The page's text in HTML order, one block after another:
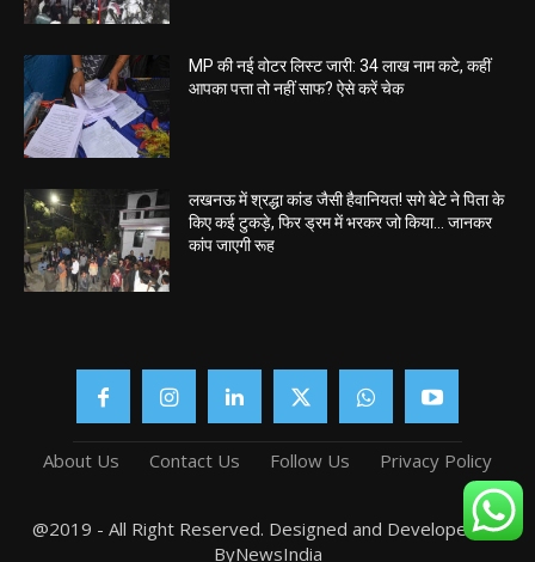
MP की नई वोटर लिस्ट जारी: 34 लाख नाम कटे, कहीं
आपका पत्ता तो नहीं साफ? ऐसे करें चेक
लखनऊ में श्रद्धा कांड जैसी हैवानियत! सगे बेटे ने पिता के
किए कई टुकड़े, फिर ड्रम में भरकर जो किया… जानकर
कांप जाएगी रूह
About Us Contact Us Follow Us Privacy Policy
@2019 - All Right Reserved. Designed and Developed by
ByNewsIndia